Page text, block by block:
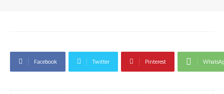
Facebook Twitter Pinterest